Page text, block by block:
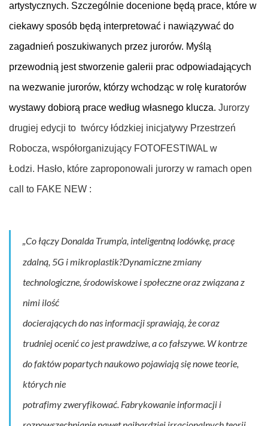
artystycznych. Szczególnie docenione będą prace, które w
ciekawy sposób będą interpretować i nawiązywać do
zagadnień poszukiwanych przez jurorów. Myślą
przewodnią jest stworzenie galerii prac odpowiadających
na wezwanie jurorów, którzy wchodząc w rolę kuratorów
wystawy dobiorą prace według własnego klucza. Jurorzy
drugiej edycji to twórcy łódzkiej inicjatywy Przestrzeń
Robocza, współorganizujący FOTOFESTIWAL w
Łodzi. Hasło, które zaproponowali jurorzy w ramach open
call
to FAKE NEW :
„Co łączy Donalda Trump’a, inteligentną lodówkę, pracę
zdalną, 5G i mikroplastik?Dynamiczne zmiany
technologiczne, środowiskowe i społeczne oraz związana z
nimi ilość
docierających do nas informacji sprawiają, że coraz
trudniej ocenić co jest prawdziwe, a co fałszywe. W kontrze
do faktów popartych naukowo pojawiają się nowe teorie,
których nie
potrafimy zweryfikować. Fabrykowanie informacji i